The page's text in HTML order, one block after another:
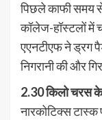
पिछले काफी समय
कॉलेज-हॉस्टलों में
एएनटीएफ ने ड्रग
निगरानी की और
2.30 किलो चरस
नारकोटिक्स टास्क